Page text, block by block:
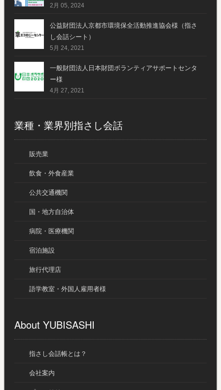
2月 05, 2024
公益財団法人京都市環境保全活動推進協会様（指さ
し会話シート）
5月 24, 2021
一般財団法人日本財団ボランティアサポートセンタ
ー様
4月 27, 2021
業種・業界別指さし会話
販売業
飲食・外食産業
公共交通機関
国・地方自治体
病院・医療機関
宿泊施設
旅行代理店
語学教室・外国人雇用者様
About YUBISASHI
指さし会話帳とは？
会社案内